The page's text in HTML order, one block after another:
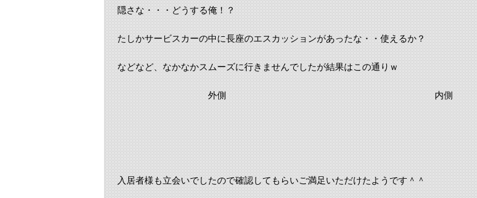
隠さな・・・どうする俺！？
たしかサービスカーの中に長座のエスカッションがあったな・・使えるか？
などなど、なかなかスムーズに行きませんでしたが結果はこの通りｗ
外側 内側
入居者様も立会いでしたので確認してもらいご満足いただけたようです＾＾